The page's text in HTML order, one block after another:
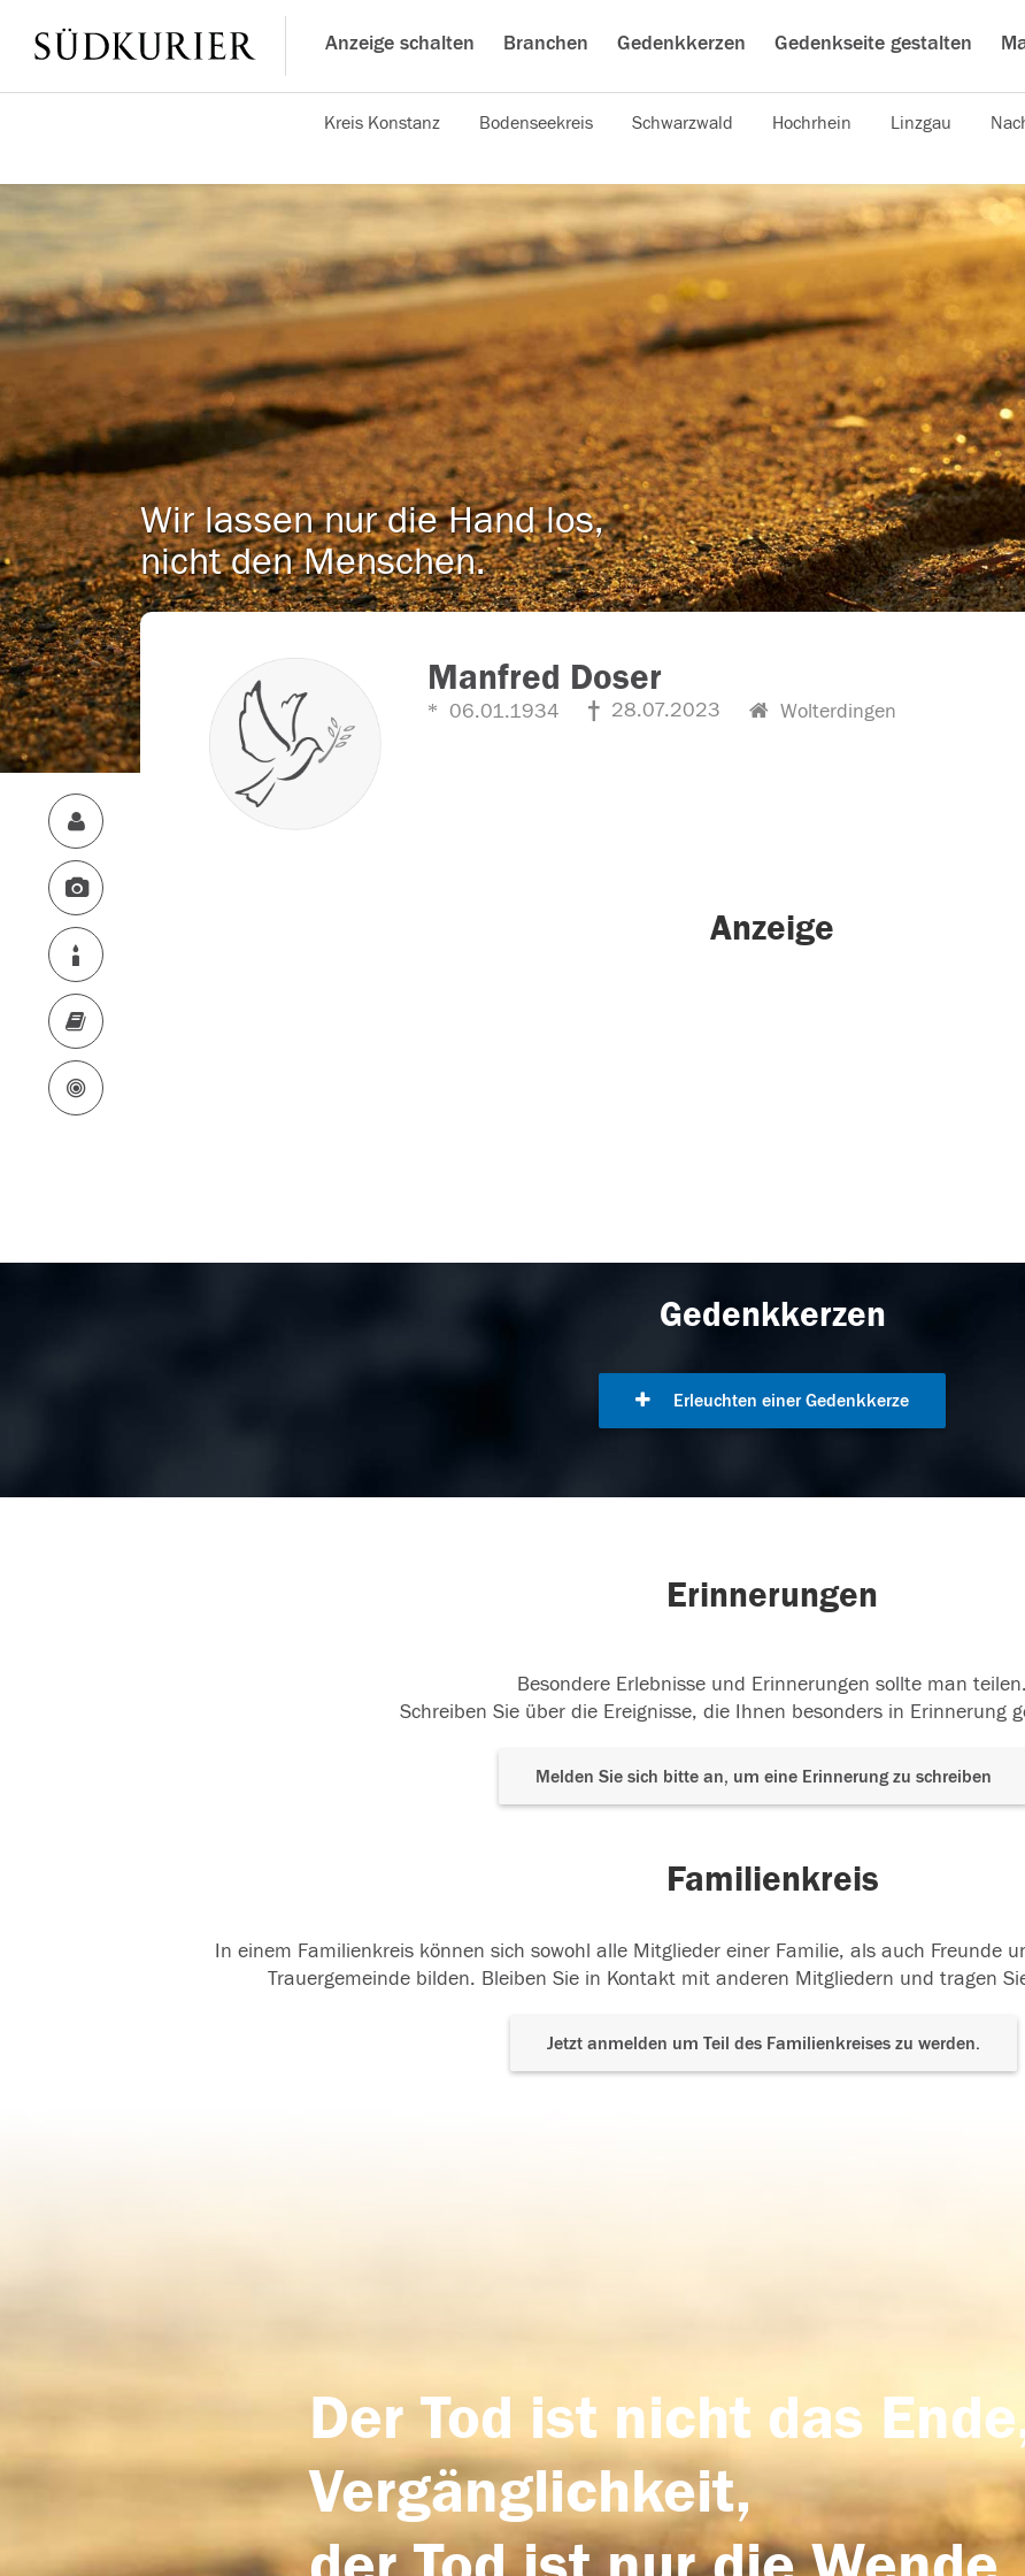
Anzeige schalten Branchen Gedenkkerzen Gedenkseite gestalten
Kreis Konstanz Bodenseekreis Schwarzwald Hochrhein Linzgau
Wir lassen nur die Hand los,
nicht den Menschen.
Manfred Doser
06.01.1934 28.07.2023 Wolterdingen
Anzeige
Gedenkkerzen
Erleuchten einer Gedenkkerze
Erinnerungen
Besondere Erlebnisse und Erinnerungen sollte man teilen.
Schreiben Sie über die Ereignisse, die Ihnen besonders in Erinnerung
Melden Sie sich bitte an, um eine Erinnerung zu schreiben
Familienkreis
In einem Familienkreis können sich sowohl alle Mitglieder einer Familie, als auch Freunde
Trauergemeinde bilden. Bleiben Sie in Kontakt mit anderen Mitgliedern und tragen
Jetzt anmelden um Teil des Familienkreises zu werden.
Der Tod ist nicht das
Vergänglichkeit,